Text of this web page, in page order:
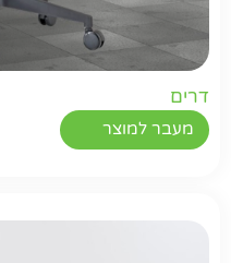
דרים
מעבר למוצר